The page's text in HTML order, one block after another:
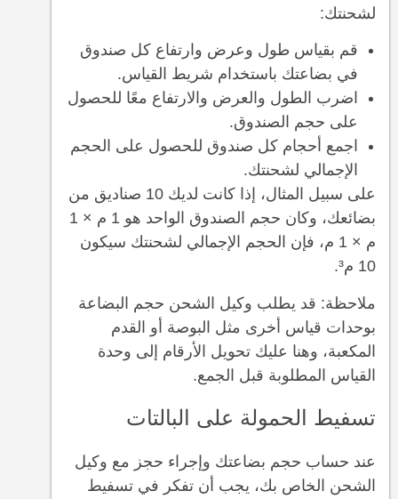
لشحنتك:
قم بقياس طول وعرض وارتفاع كل صندوق
في بضاعتك باستخدام شريط القياس.
اضرب الطول والعرض والارتفاع معًا للحصول
على حجم الصندوق.
اجمع أحجام كل صندوق للحصول على الحجم
الإجمالي لشحنتك.
على سبيل المثال، إذا كانت لديك 10 صناديق من
بضائعك، وكان حجم الصندوق الواحد هو 1 م × 1
م × 1 م، فإن الحجم الإجمالي لشحنتك سيكون
10 م³.
ملاحظة: قد يطلب وكيل الشحن حجم البضاعة
بوحدات قياس أخرى مثل البوصة أو القدم
المكعبة، وهنا عليك تحويل الأرقام إلى وحدة
القياس المطلوبة قبل الجمع.
تسفيط الحمولة على البالتات
عند حساب حجم بضاعتك وإجراء حجز مع وكيل
الشحن الخاص بك، يجب أن تفكر في تسفيط